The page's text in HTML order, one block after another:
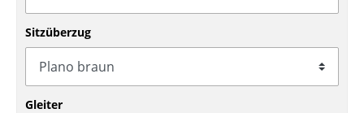
Einzelteile
... alle Sitzmöbel
Tische
Sitzüberzug
Gleiter